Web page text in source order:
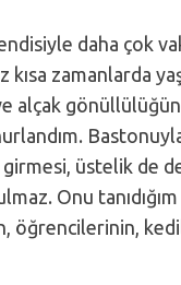
daha çok
zamanlarda
alçak
üstelik de
Onu tanıdığım
öğrencilerinin,